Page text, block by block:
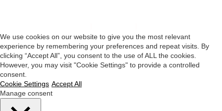
We use cookies on our website to give you the most relevant
experience by remembering your preferences and repeat visits. By
clicking “Accept All”, you consent to the use of ALL the cookies.
However, you may visit "Cookie Settings" to provide a controlled
consent.
Cookie Settings Accept All
Manage consent